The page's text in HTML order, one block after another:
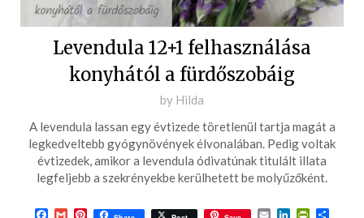
Levendula 12+1 felhasználása
konyhától a fürdőszobáig
Posted
2023-
06-
04
by Hilda
A levendula lassan egy évtizede töretlenül tartja magát a
legkedveltebb gyógynövények élvonalában. Pedig voltak
évtizedek, amikor a levendula ódivatúnak titulált illata
legfeljebb a szekrényekbe kerülhetett be molyűzőként.
Facebook
GmailPinterest EmailLinkedIn